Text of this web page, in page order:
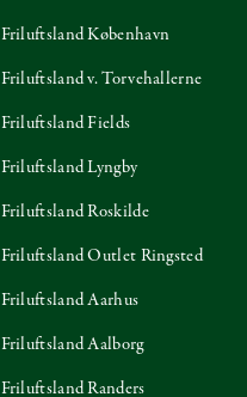
Friluftsland København
Friluftsland v. Torvehallerne
Friluftsland Fields
Friluftsland Lyngby
Friluftsland Roskilde
Friluftsland Outlet Ringsted
Friluftsland Aarhus
Friluftsland Aalborg
Friluftsland Randers